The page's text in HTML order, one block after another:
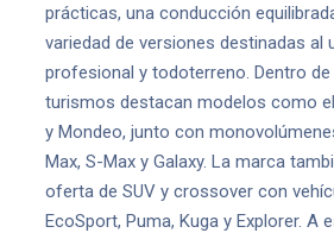
prácticas, una conducción
variedad de versiones destinadas al
profesional y todoterreno. Dentro de
turismos destacan modelos como
y Mondeo, junto con
Max, S-Max y Galaxy. La marca
oferta de SUV y crossover con
EcoSport, Puma, Kuga y Explorer. A